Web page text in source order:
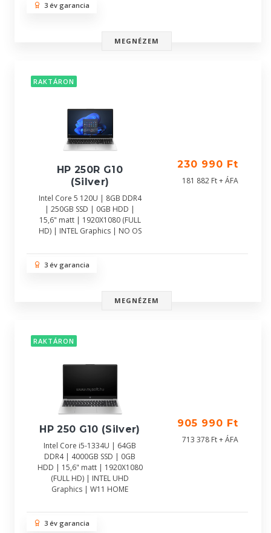
3 év garancia
MEGNÉZEM
RAKTÁRON
HP 250R G10
(Silver)
Intel Core 5 120U | 8GB DDR4
| 250GB SSD | 0GB HDD |
15,6" matt | 1920X1080 (FULL
HD) | INTEL Graphics | NO OS
230 990 Ft
181 882 Ft + ÁFA
3 év garancia
MEGNÉZEM
RAKTÁRON
HP 250 G10 (Silver)
Intel Core i5-1334U | 64GB
DDR4 | 4000GB SSD | 0GB
HDD | 15,6" matt | 1920X1080
(FULL HD) | INTEL UHD
Graphics | W11 HOME
905 990 Ft
713 378 Ft + ÁFA
3 év garancia